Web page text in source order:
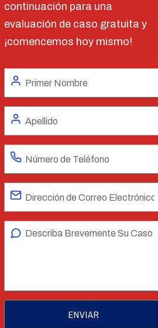
continuación para una
evaluación de caso gratuita y
¡comencemos hoy mismo!